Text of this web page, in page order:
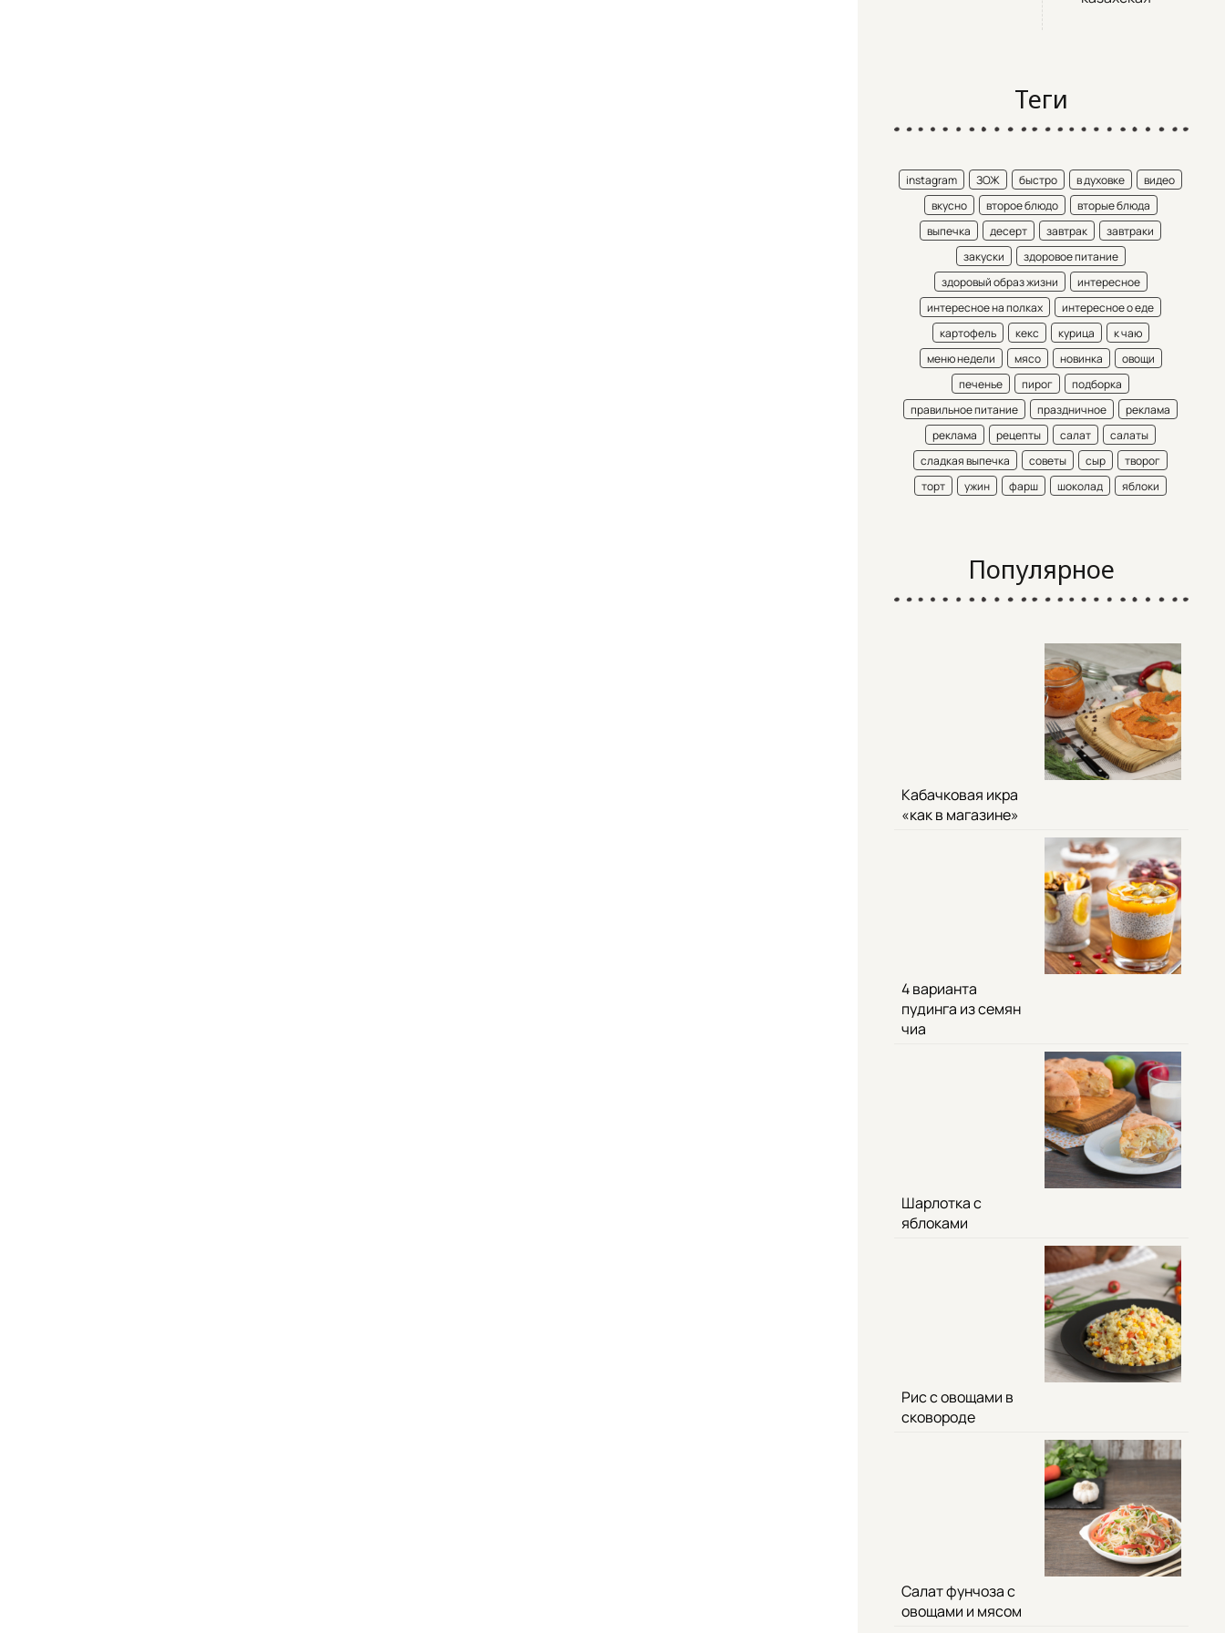
Теги
instagram ЗОЖ быстро в духовке
видео
вкусно
второе блюдо
вторые блюда
выпечка
десерт завтрак
завтраки
закуски
здоровое питание
здоровый образ жизни
интересное
интересное на полках
интересное о еде
картофель
кекс курица
к чаю
меню недели
мясо новинка
овощи
печенье
пирог
подборка
правильное питание
праздничное
реклама
реклама
рецепты салат
салаты
сладкая выпечка
советы сыр
творог
торт
ужин фарш шоколад яблоки
Популярное
Кабачковая икра
«как в магазине»
4 варианта
пудинга из семян
чиа
Шарлотка с
яблоками
Рис с овощами в
сковороде
Салат фунчоза с
овощами и мясом